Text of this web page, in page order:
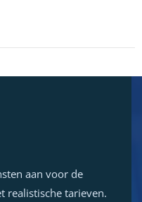
aan voor de
realistische tarieven.